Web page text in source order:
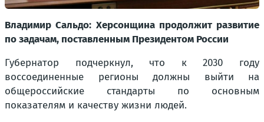
Владимир Сальдо: Херсонщина продолжит развитие
по задачам, поставленным Президентом России
Губернатор подчеркнул, что к 2030 году
воссоединенные регионы должны выйти на
общероссийские стандарты по основным
показателям и качеству жизни людей.